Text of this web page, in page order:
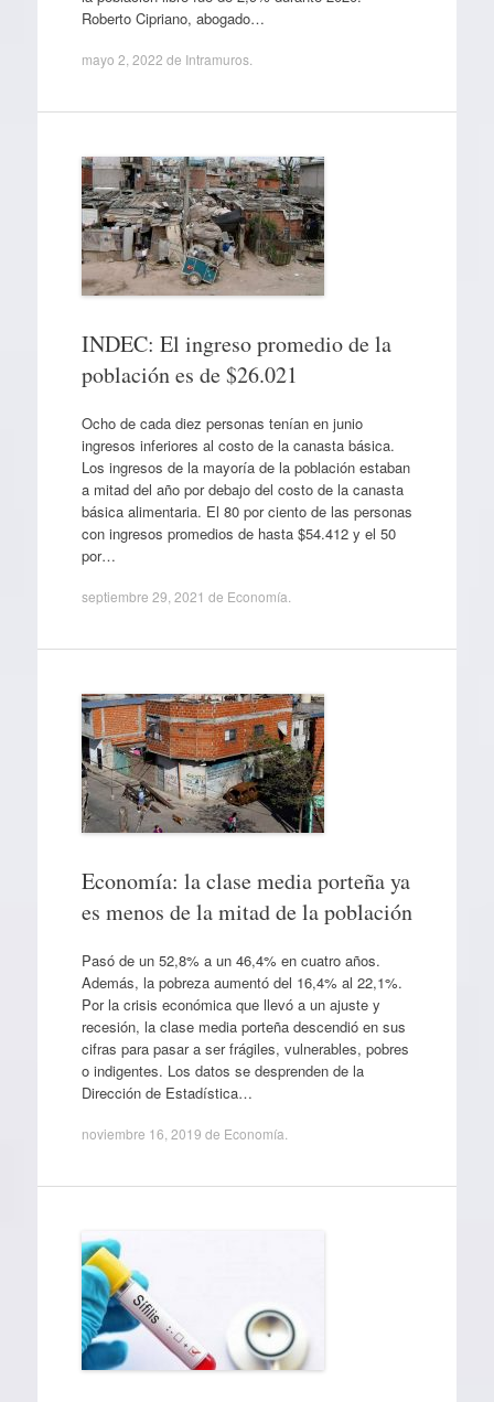
Roberto Cipriano, abogado…
mayo 2, 2022 de Intramuros.
INDEC: El ingreso promedio de la
población es de $26.021
Ocho de cada diez personas tenían en junio
ingresos inferiores al costo de la canasta básica.
Los ingresos de la mayoría de la población estaban
a mitad del año por debajo del costo de la canasta
básica alimentaria. El 80 por ciento de las personas
con ingresos promedios de hasta $54.412 y el 50
por…
septiembre 29, 2021 de Economía
Economía: la clase media porteña ya
es menos de la mitad de la población
Pasó de un 52,8% a un 46,4% en cuatro años.
Además, la pobreza aumentó del 16,4% al 22,1%.
Por la crisis económica que llevó a un ajuste y
recesión, la clase media porteña descendió en sus
cifras para pasar a ser frágiles, vulnerables, pobres
o indigentes. Los datos se desprenden de la
Dirección de Estadística…
noviembre 16, 2019 de Economía